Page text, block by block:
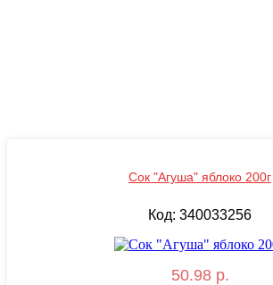
Сок "Агуша" яблоко 200г
Код: 340033256
50.98 р.